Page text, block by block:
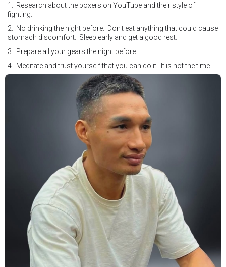
1. Research about the boxers on YouTube and their style of
fighting.
2. No drinking the night before. Don't eat anything that could cause
stomach discomfort. Sleep early and get a good rest.
3. Prepare all your gears the night before.
4. Meditate and trust yourself that you can do it. It is not the time
for self doubt.
5. Conduct yourself as if you are on the world stage for a world
championship fight. Remeber that everyone is watching.
6. It's ok to make a mistake but its not okay to hesitate. When you
make a call, make it loud and clear.
Know that it is not about you. It's about ensuring the safety and the
fairness for the boxers who put their lives in the ring. At the end,
what Tony Weeks said during the Referee training seminar
encapsulates it well. "You do it for the love and respect of the
#professionalboxing
#proboxingreferee
#Tonyweeks